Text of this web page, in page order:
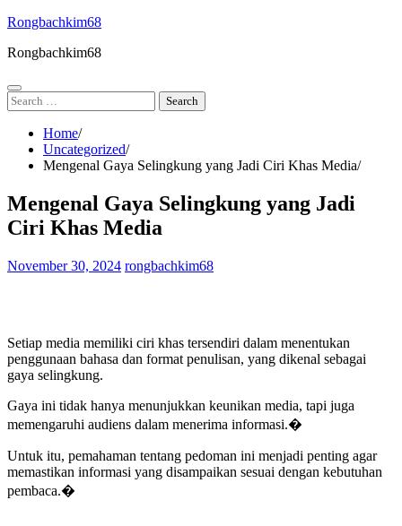
Skip
content
Rongbachkim68
Rongbachkim68
Search
for:
Home
Uncategorized
Mengenal Gaya Selingkung yang Jadi Ciri Khas Media
Mengenal Gaya Selingkung yang Jadi
Ciri Khas Media
November 30, 2024 rongbachkim68
Setiap media memiliki ciri khas tersendiri dalam menentukan
penggunaan bahasa dan format penulisan, yang dikenal sebagai
gaya selingkung.
Gaya ini tidak hanya menunjukkan keunikan media, tapi juga
memengaruhi audiens dalam menerima informasi.�
Untuk itu, pemahaman tentang pedoman ini menjadi penting agar
memastikan informasi yang disampaikan sesuai dengan kebutuhan
pembaca.�